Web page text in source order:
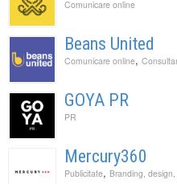
Comunicare online
Beans United
Comunicare online,
GOYA PR
PR
Mercury360
Publicitate, Branding,